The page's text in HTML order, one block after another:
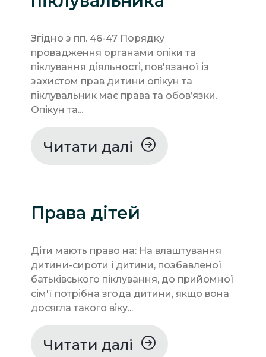
Згідно з пп. 46-47 Порядку
провадження органами опіки та
піклування діяльності, пов'язаної із
захистом прав дитини опікун та
піклувальник має права та обов’язки.
Опікун та...
Читати далі
Права дітей
Діти мають право на: На влаштування
дитини-сироти і дитини, позбавленої
батьківського піклування, до прийомної
сім'ї потрібна згода дитини, якщо вона
досягла такого віку...
Читати далі